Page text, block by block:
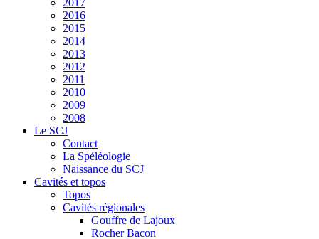
2017
2016
2015
2014
2013
2012
2011
2010
2009
2008
Le SCJ
Contact
La Spéléologie
Naissance du SCJ
Cavités et topos
Topos
Cavités régionales
Gouffre de Lajoux
Rocher Bacon